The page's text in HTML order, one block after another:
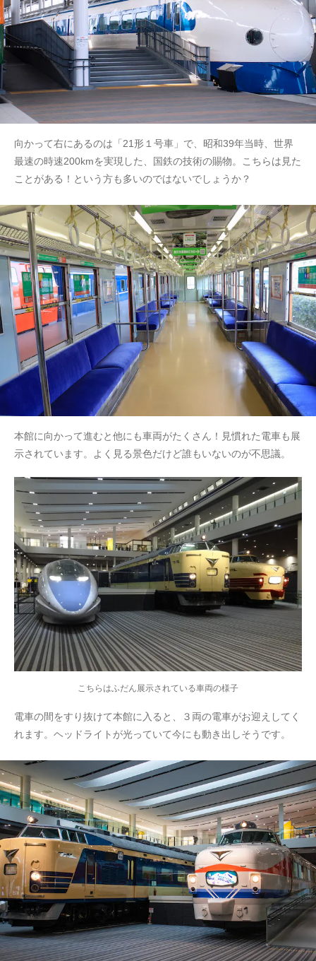
向かって右にあるのは「21形１号車」で、昭和39年当時、世界
最速の時速200kmを実現した、国鉄の技術の賜物。こちらは見た
ことがある！という方も多いのではないでしょうか？
本館に向かって進むと他にも車両がたくさん！見慣れた電車も展
示されています。よく見る景色だけど誰もいないのが不思議。
こちらはふだん展示されている車両の様子
電車の間をすり抜けて本館に入ると、３両の電車がお迎えしてく
れます。ヘッドライトが光っていて今にも動き出しそうです。